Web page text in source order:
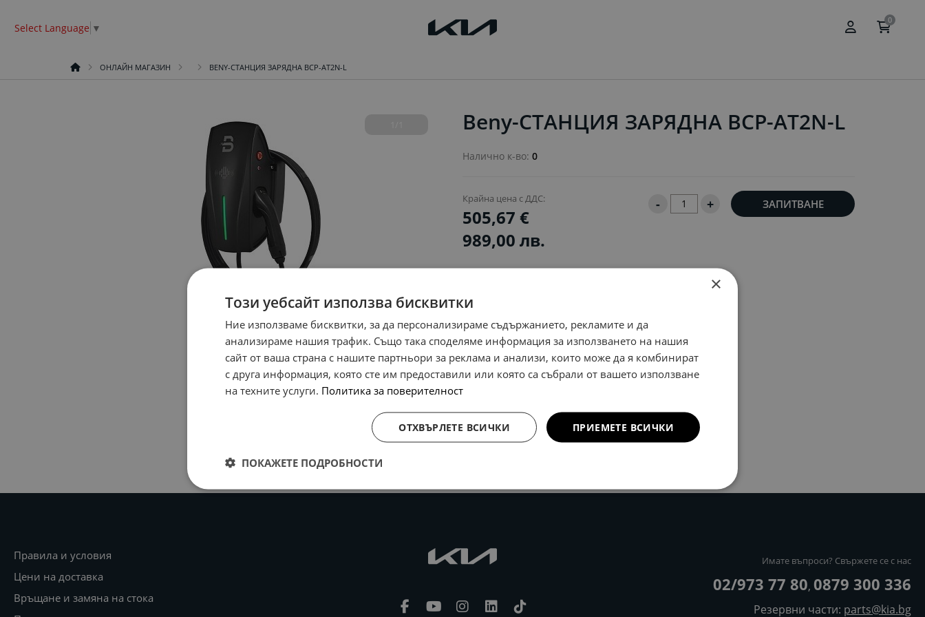
Select Language ▼
0
ОНЛАЙН МАГАЗИН BENY-СТАНЦИЯ ЗАРЯДНА BCP-AT2N-L
Beny-СТАНЦИЯ ЗАРЯДНА BCP-AT2N-L
Налично к-во: 0
Крайна цена с ДДС:
505,67 €
989,00 лв.
- + ЗАПИТВАНЕ
Правила и условия
Цени на доставка
Връщане и замяна на стока
Имате въпроси? Свържете се с нас
02/973 77 80, 0879 300 336
Резервни части: parts@kia.bg
×
Този уебсайт използва бисквитки
Ние използваме бисквитки, за да персонализираме съдържанието, рекламите и да
анализираме нашия трафик. Също така споделяме информация за използването на нашия
сайт от ваша страна с нашите партньори за реклама и анализи, които може да я комбинират
с друга информация, която сте им предоставили или която са събрали от вашето използване
на техните услуги. Политика за поверителност
ПРИЕМЕТЕ ВСИЧКИ
ОТХВЪРЛЕТЕ ВСИЧКИ
ПОКАЖЕТЕ ПОДРОБНОСТИ